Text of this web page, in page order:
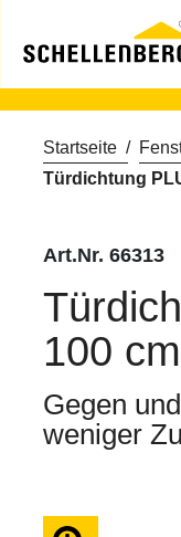
Startseite
Türdichtung
Art.Nr. 66313
100
Gegen
weniger